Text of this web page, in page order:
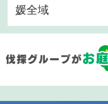
媛全域